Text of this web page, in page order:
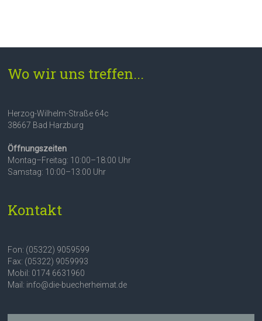
Wo wir uns treffen...
Herzog-Wilhelm-Straße 64c
38667 Bad Harzburg
Öffnungszeiten
Montag–Freitag: 10:00–18:00 Uhr
Samstag: 10:00–13:00 Uhr
Kontakt
Fon: (05322) 9059599
Fax: (05322) 9059993
Mobil: 0174 6631960
Mail: info@die-buecherheimat.de